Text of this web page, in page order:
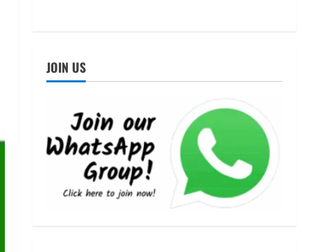
JOIN US
अवसर
5
STATES NEWS
महाराज की राजस्थान के मुख्यमंत्री से
शिष्टाचार भेंट पर्यटन और सांस्कृतिक
गतिविधियों के विस्तार पर हुई चर्चा
August 4, 2026
UTTARAKHAND NEWS